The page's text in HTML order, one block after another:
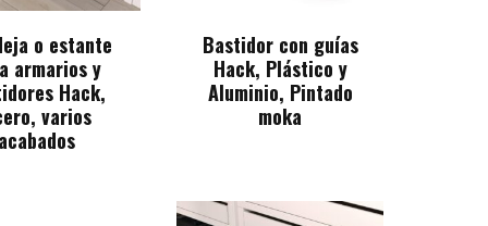
o estante
armarios y
Hack,
varios
Bastidor con guías
Hack, Plástico y
Aluminio, Pintado
moka